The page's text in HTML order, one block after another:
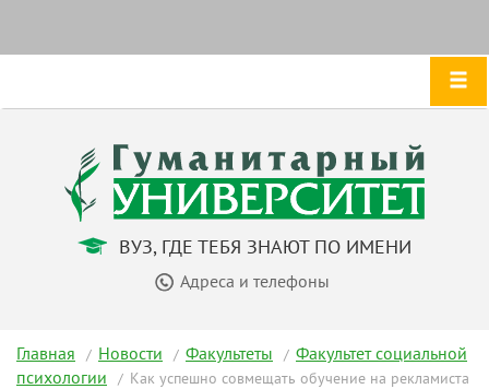
ВУЗ, ГДЕ ТЕБЯ ЗНАЮТ ПО ИМЕНИ
Адреса и телефоны
Главная Новости Факультеты
Факультет социальной
психологии
Как успешно совмещать обучение на рекламиста